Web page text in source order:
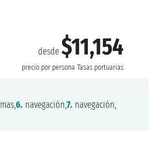
desde$11,154
precio por persona Tasas portuarias
6. navegación,7. navegación,